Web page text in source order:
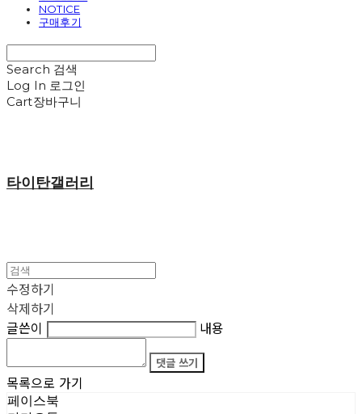
NOTICE
구매후기
Search 검색
Log In 로그인
Cart장바구니
타이탄갤러리
수정하기
삭제하기
글쓴이
내용
댓글 쓰기
목록으로 가기
페이스북